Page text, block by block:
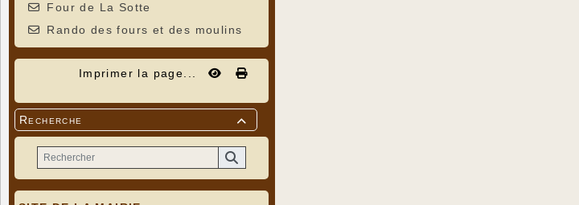
Four de La Sotte
Rando des fours et des moulins
Imprimer la page...

Recherche